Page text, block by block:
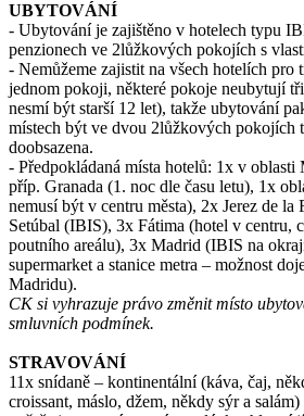
UBYTOVÁNÍ
- Ubytování je zajištěno v hotelech typu
penzionech ve 2lůžkových pokojích s
- Nemůžeme zajistit na všech hotelích pro
jednom pokoji, některé pokoje neubytují
nesmí být starší 12 let), takže ubytování
místech být ve dvou 2lůžkových pokojích
doobsazena.
- Předpokládaná místa hotelů: 1x v oblasti
příp. Granada (1. noc dle času letu), 1x
nemusí být v centru města), 2x Jerez de
Setúbal (IBIS), 3x Fátima (hotel v centru,
poutního areálu), 3x Madrid (IBIS na
supermarket a stanice metra – možnost
Madridu).
CK si vyhrazuje právo změnit místo
smluvních podmínek.
STRAVOVÁNÍ
11x snídaně – kontinentální (káva, čaj,
croissant, máslo, džem, někdy sýr a